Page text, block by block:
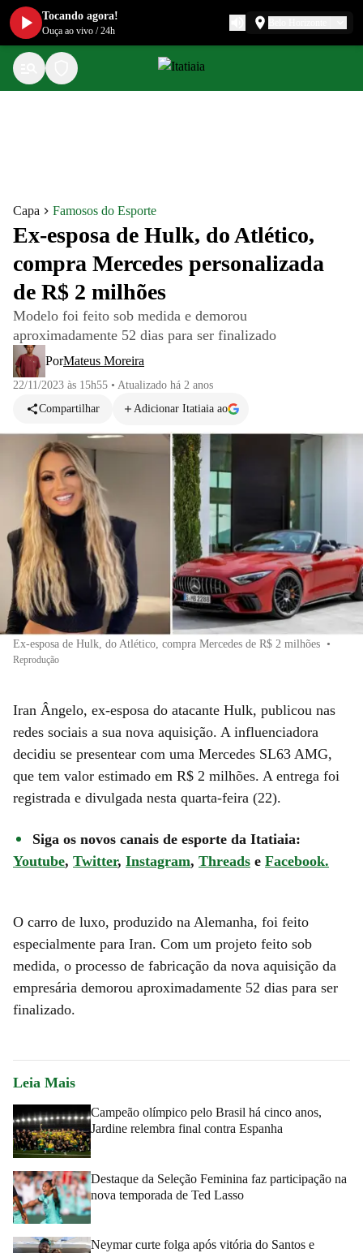
Capa Famosos do Esporte
Ex-esposa de Hulk, do Atlético,
compra Mercedes personalizada
de R$ 2 milhões
Modelo foi feito sob medida e demorou
aproximadamente 52 dias para ser finalizado
PorMateus Moreira
22/11/2023 às 15h55 • Atualizado há 2 anos
Compartilhar
Adicionar Itatiaia ao
Ex-esposa de Hulk, do Atlético, compra Mercedes de R$ 2 milhões •
Reprodução
Iran Ângelo, ex-esposa do atacante Hulk, publicou nas
redes sociais a sua nova aquisição. A influenciadora
decidiu se presentear com uma Mercedes SL63 AMG,
que tem valor estimado em R$ 2 milhões. A entrega foi
registrada e divulgada nesta quarta-feira (22).
Siga os novos canais de esporte da Itatiaia:
Youtube, Twitter, Instagram, Threads e Facebook.
O carro de luxo, produzido na Alemanha, foi feito
especialmente para Iran. Com um projeto feito sob
medida, o processo de fabricação da nova aquisição da
empresária demorou aproximadamente 52 dias para ser
finalizado.
Leia Mais
Campeão olímpico pelo Brasil há cinco anos,
Jardine relembra final contra Espanha
Destaque da Seleção Feminina faz participação na
nova temporada de Ted Lasso
Neymar curte folga após vitória do Santos e
Tocando agora!
Ouça ao vivo /24h